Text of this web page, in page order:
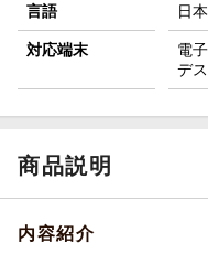
言語 日
対応端末
電
デ
商品説明
内容紹介